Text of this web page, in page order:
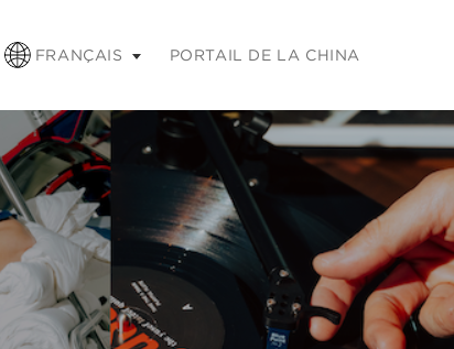
réduire
FRANÇAIS PORTAIL DE LA CHINA